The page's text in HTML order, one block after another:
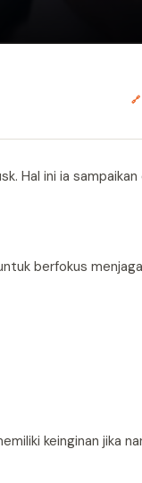
Hal ini ia sampaikan
berfokus
keinginan jika